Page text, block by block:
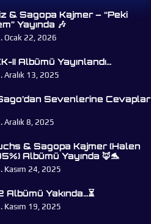
& Sagopa Kajmer – “Peki
Yayında 🎶
Ocak 22, 2026
II Albümü Yayınlandı…
Aralık 13, 2025
Sevenlerine Cevaplar
Aralık 8, 2025
& Sagopa Kajmer (Halen
Albümü Yayında 🦊🐬
Kasım 24, 2025
Albümü Yakında…⏳
Kasım 19, 2025